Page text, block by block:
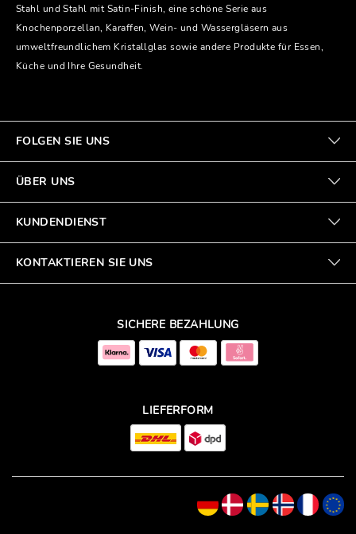
Stahl und Stahl mit Satin-Finish, eine schöne Serie aus
Knochenporzellan, Karaffen, Wein- und Wassergläsern aus
umweltfreundlichem Kristallglas sowie andere Produkte für Essen,
Küche und Ihre Gesundheit.
FOLGEN SIE UNS
ÜBER UNS
KUNDENDIENST
KONTAKTIEREN SIE UNS
SICHERE BEZAHLUNG
LIEFERFORM